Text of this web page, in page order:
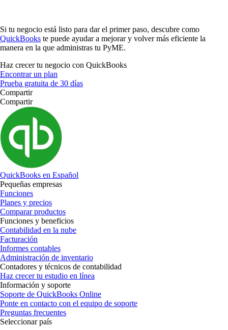
Si tu negocio está listo para dar el primer paso, descubre como
QuickBooks te puede ayudar a mejorar y volver más eficiente la
manera en la que administras tu PyME.
Haz crecer tu negocio con QuickBooks
Encontrar un plan
Prueba gratuita de 30 días
Compartir
Compartir
QuickBooks en Español
Pequeñas empresas
Funciones
Planes y precios
Comparar productos
Funciones y beneficios
Contabilidad en la nube
Facturación
Informes contables
Administración de inventario
Contadores y técnicos de contabilidad
Haz crecer tu estudio en línea
Información y soporte
Soporte de QuickBooks Online
Ponte en contacto con el equipo de soporte
Preguntas frecuentes
Seleccionar país